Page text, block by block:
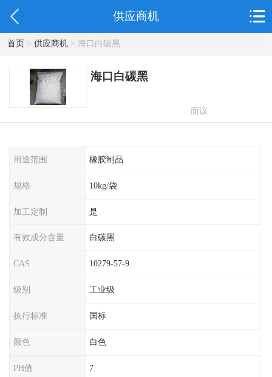
供应商机
首页> 供应商机> 海口白碳黑
海口白碳黑
面议
用途范围 橡胶制品
规格 10kg/袋
加工定制 是
有效成分含量 白碳黑
CAS 10279-57-9
级别 工业级
执行标准 国标
颜色 白色
PH值 7